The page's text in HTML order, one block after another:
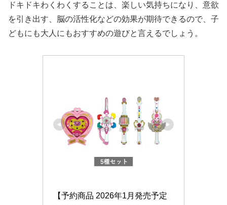
ドキドキわくわくすることは、楽しい気持ちになり、意欲
を引き出す、脳の活性化などの効果が期待できるので、子
どもにも大人にもおすすめの遊びと言えるでしょう。
【予約商品 2026年1月発売予定